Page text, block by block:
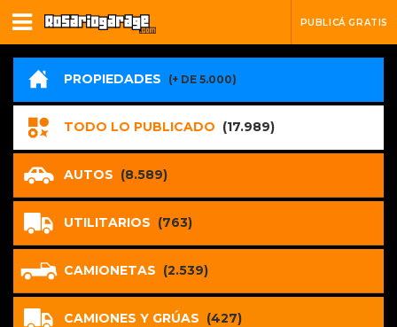
PUBLICÁ GRATIS
PROPIEDADES (+ DE 5.000)
TODO LO PUBLICADO (17.989)
AUTOS (8.589)
UTILITARIOS (763)
CAMIONETAS (2.539)
CAMIONES Y GRÚAS (427)